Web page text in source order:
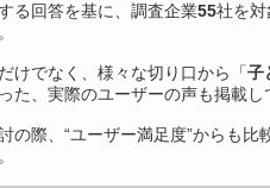
る回答を基に、調査企業55社を対
けでなく、様々な切り口から「子
た、実際のユーザーの声も掲載し
の際、“ユーザー満足度”からも比